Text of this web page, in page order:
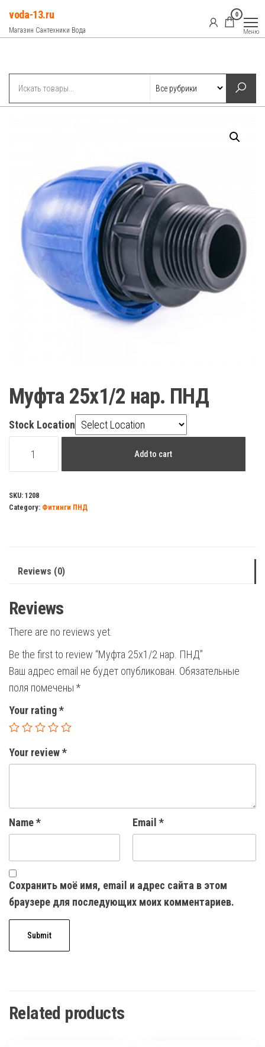
Перейти
содержимому
voda-13.ru
Магазин Сантехники Вода
0
Меню
Муфта 25х1/2 нар. ПНД
Stock Location
25х1/2
ПНД
quantity
Add to cart
SKU: 1208
Category: Фитинги ПНД
Reviews (0)
Reviews
There are no reviews yet.
Be the first to review “Муфта 25х1/2 нар. ПНД”
Ваш адрес email не будет опубликован. Обязательные
поля помечены *
Your rating*
Your review*
Name* Email *
Сохранить моё имя, email и адрес сайта в этом
браузере для последующих моих комментариев.
Related products